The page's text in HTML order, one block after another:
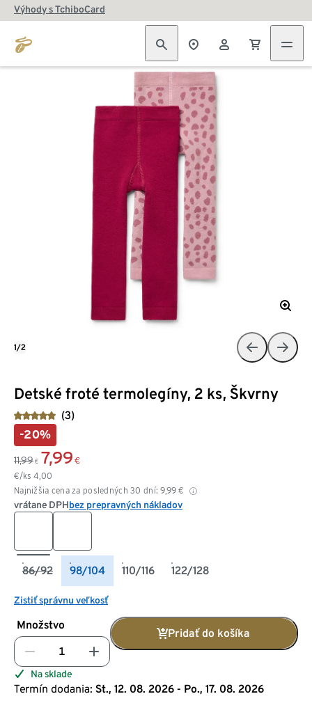
Výhody s TchiboCard
Detské froté termolegíny, 2 ks, Škvrny
(3)
-20%
11,99 € 7,99 €
€/ks 4,00
Najnižšia cena za posledných 30 dní: 9,99 €
vrátane DPHbez prepravných nákladov
86/92 98/104 110/116 122/128
Zistiť správnu veľkosť
Množstvo
Pridať do košíka
Na sklade
Termín dodania: St., 12. 08. 2026 - Po., 17. 08. 2026
1/2